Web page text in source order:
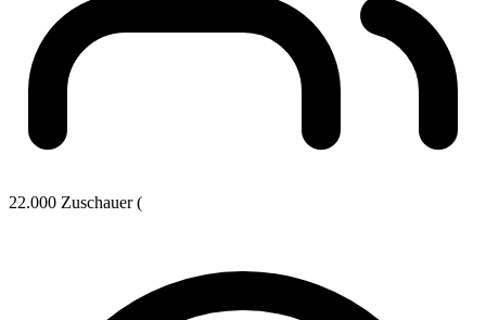
22.000 Zuschauer (